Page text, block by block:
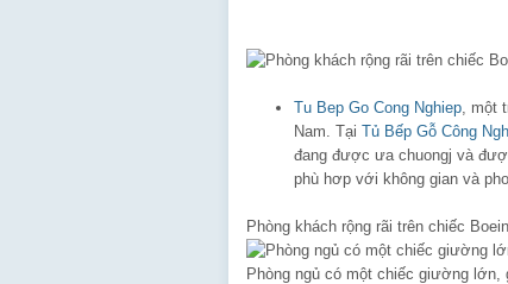
Tu Bep Go Cong Nghiep , một
Nam. Tại Tủ Bếp Gỗ Công
đang được ưa chuongj và
phù hơp với không gian và
Phòng khách rộng rãi trên chiếc
Phòng ngủ có một chiếc giường lớn,